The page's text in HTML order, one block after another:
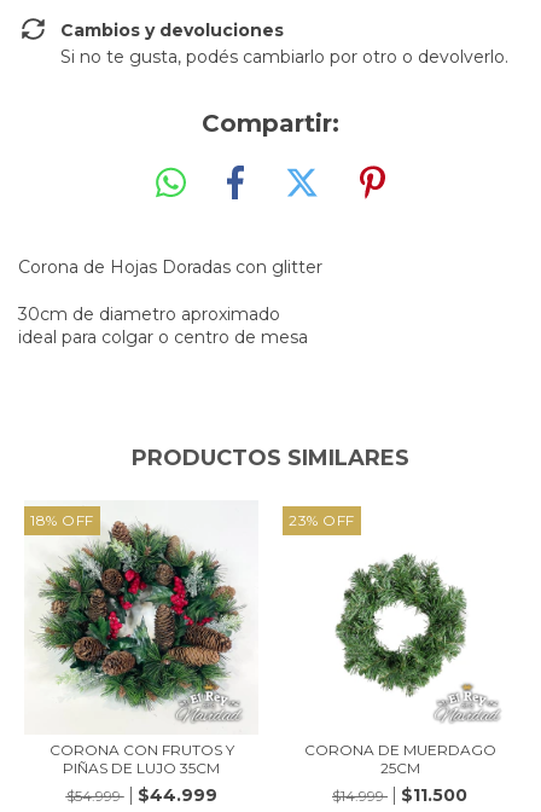
Cambios y devoluciones
Si no te gusta, podés cambiarlo por otro o devolverlo.
Compartir:
Corona de Hojas Doradas con glitter
30cm de diametro aproximado
ideal para colgar o centro de mesa
PRODUCTOS SIMILARES
18% OFF
CORONA CON FRUTOS Y
PIÑAS DE LUJO 35CM
$54.999
$44.999
23% OFF
CORONA DE MUERDAGO
25CM
$14.999
$11.500